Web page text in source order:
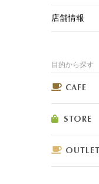
フレー
ご褒美
～￥2,000
～￥5,000
独自の技術
リンツの発明
完璧な仕上げ
よくある質問
プレスの方へ
店舗情報
目的から探す
CAFE
STORE
OUTLET